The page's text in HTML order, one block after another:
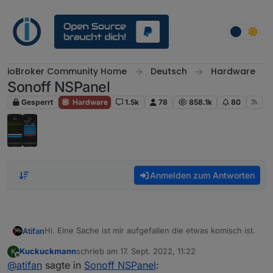
ioBroker Community Home Deutsch Hardware
Sonoff NSPanel
Gesperrt Hardware 1.5k 78 858.1k 80
Anmelden zum Antworten
AtifanHi. Eine Sache ist mir aufgefallen die etwas komisch ist.
Ich navigiere ja über die beiden Hardware-Buttons von
links nach rechts und rechts nach links.
K
Offline
Kuckuckmannschrieb am 17. Sept. 2022, 11:22
zuletzt editiert von
@atifan sagte in Sonoff NSPanel: